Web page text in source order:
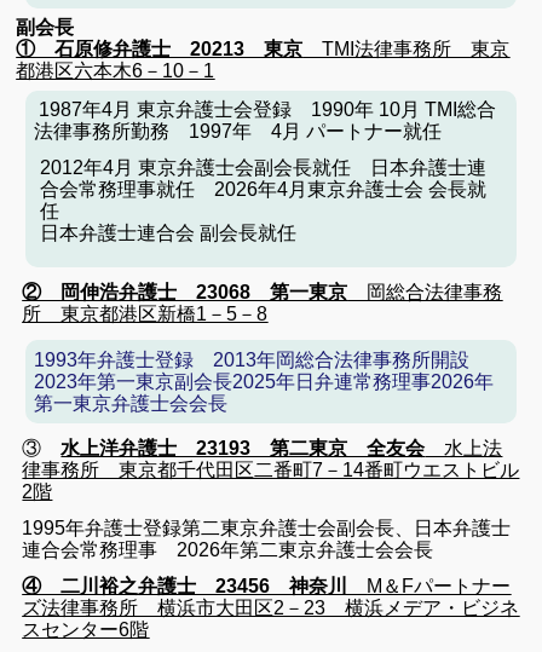
副会長
① 石原修弁護士 20213 東京 TMI法律事務所 東京
都港区六本木6－10－1
1987年4月 東京弁護士会登録 1990年 10月 TMI総合
法律事務所勤務 1997年 4月 パートナー就任
2012年4月 東京弁護士会副会長就任
日本弁護士連
合会常務理事就任 2026年4月 東京弁護士会 会長就
任
日本弁護士連合会 副会長就任
② 岡伸浩弁護士 23068 第一東京 岡総合法律事務
所 東京都港区新橋1－5－8
1993年弁護士登録 2013年岡総合法律事務所開設
2023年第一東京副会長2025年日弁連常務理事2026年
第一東京弁護士会会長
③ 水上洋弁護士 23193 第二東京 全友会水上法
律事務所 東京都千代田区二番町7－14番町ウエストビル
2階
1995年弁護士登録第二東京弁護士会副会長、日本弁護士
連合会常務理事 2026年第二東京弁護士会会長
④ 二川裕之弁護士 23456 神奈川 M＆Fパートナー
ズ法律事務所 横浜市大田区2－23 横浜メデア・ビジネ
スセンター6階